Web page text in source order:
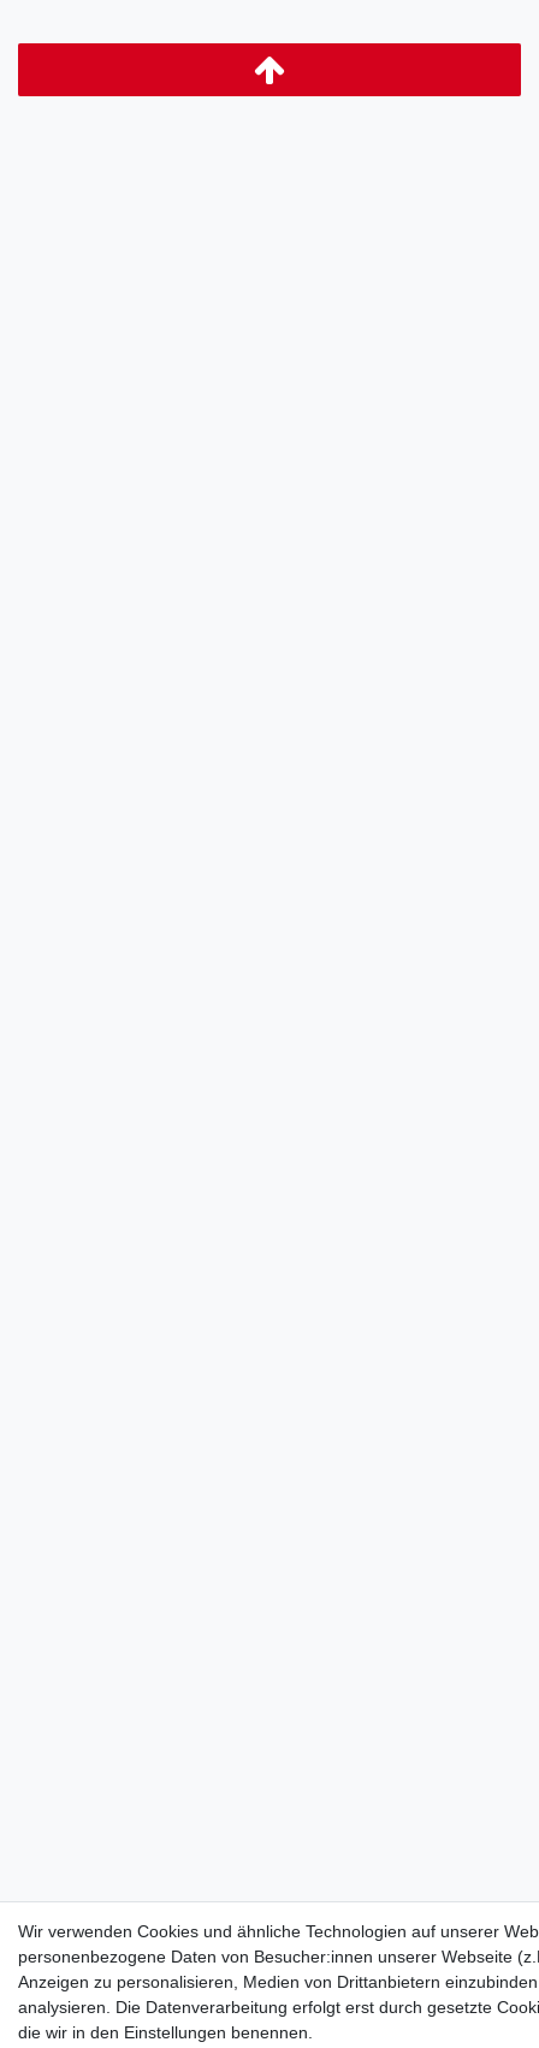
Wir verwenden Cookies und ähnliche Technologien auf unserer
personenbezogene Daten von Besucher:innen unserer Webseite
Anzeigen zu personalisieren, Medien von Drittanbietern
analysieren. Die Datenverarbeitung erfolgt erst durch gesetzte
die wir in den Einstellungen benennen.